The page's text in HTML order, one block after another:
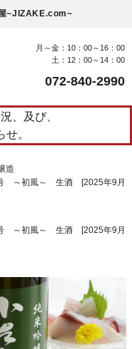
~JIZAKE.com~
月～金：10：00～16：00
土：12：00～14：00
072-840-2990
、及び、
。
造
～初風～ 生酒 [2025年9月
～初風～ 生酒 [2025年9月